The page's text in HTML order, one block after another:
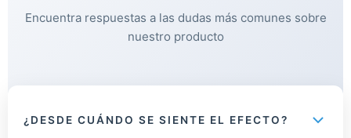
Encuentra respuestas a las dudas más comunes sobre
nuestro producto
¿DESDE CUÁNDO SE SIENTE EL EFECTO?